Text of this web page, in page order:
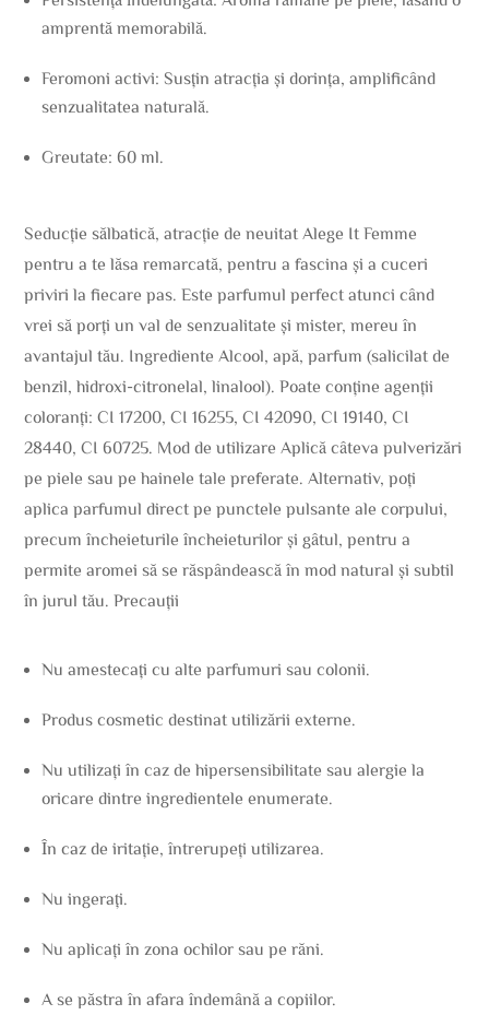
amprentă memorabilă.
Feromoni activi: Susțin atracția și dorința, amplificând
senzualitatea naturală.
Greutate: 60 ml.
Seducție sălbatică, atracție de neuitat Alege It Femme
pentru a te lăsa remarcată, pentru a fascina și a cuceri
priviri la fiecare pas. Este parfumul perfect atunci când
vrei să porți un val de senzualitate și mister, mereu în
avantajul tău. Ingrediente Alcool, apă, parfum (salicilat de
benzil, hidroxi-citronelal, linalool). Poate conține agenții
coloranți: CI 17200, CI 16255, CI 42090, CI 19140, CI
28440, CI 60725. Mod de utilizare Aplică câteva pulverizări
pe piele sau pe hainele tale preferate. Alternativ, poți
aplica parfumul direct pe punctele pulsante ale corpului,
precum încheieturile încheieturilor și gâtul, pentru a
permite aromei să se răspândească în mod natural și subtil
în jurul tău. Precauții
Nu amestecați cu alte parfumuri sau colonii.
Produs cosmetic destinat utilizării externe.
Nu utilizați în caz de hipersensibilitate sau alergie la
oricare dintre ingredientele enumerate.
În caz de iritație, întrerupeți utilizarea.
Nu ingerați.
Nu aplicați în zona ochilor sau pe răni.
A se păstra în afara îndemână a copiilor.